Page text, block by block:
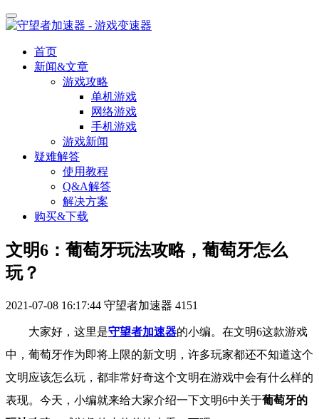
首页
新闻&文章
游戏攻略
单机游戏
网络游戏
手机游戏
游戏新闻
疑难解答
使用教程
Q&A解答
解决方案
购买&下载
文明6：葡萄牙玩法攻略，葡萄牙怎么
玩？
2021-07-08 16:17:44 守望者加速器 4151
大家好，这里是守望者加速器的小编。 在文明6这款游戏
中，葡萄牙作为即将上限的新文明，许多玩家都还不知道这个
文明应该怎么玩，都非常好奇这个文明在游戏中会有什么样的
表现。 今天，小编就来给大家介绍一下文明6中关于葡萄牙的